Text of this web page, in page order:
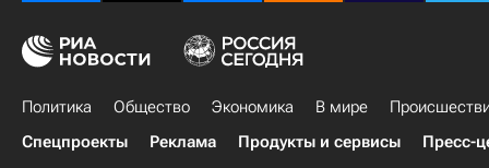
Политика Общество Экономика В мире
Спецпроекты
Реклама Продукты и сервисы Пресс-